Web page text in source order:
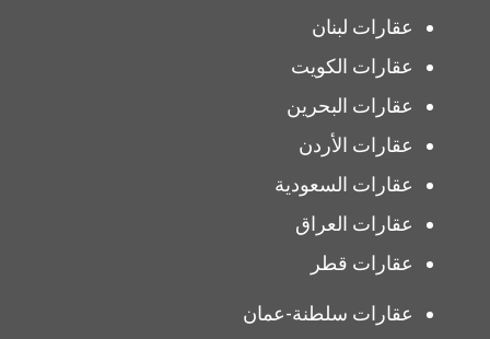
عقارات لبنان
عقارات الكويت
عقارات البحرين
عقارات الأردن
عقارات السعودية
عقارات العراق
عقارات قطر
عقارات سلطنة-عمان